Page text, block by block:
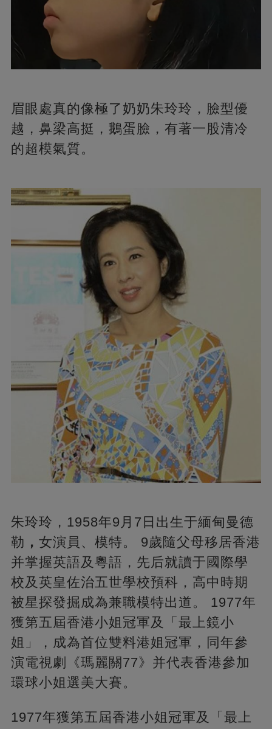
眉眼處真的像極了奶奶朱玲玲，臉型優
越，鼻梁高挺，鵝蛋臉，有著一股清冷
的超模氣質。
朱玲玲，1958年9月7日出生于緬甸曼德
勒 ， 女演員、模特。 9歲隨父母移居香港
并掌握英語及粵語，先后就讀于國際學
校及英皇佐治五世學校預科，高中時期
被星探發掘成為兼職模特出道。 1977年
獲第五屆香港小姐冠軍及「最上鏡小
姐」，成為首位雙料港姐冠軍，同年參
演電視劇《瑪麗關77》并代表香港參加
環球小姐選美大賽。
1977年獲第五屆香港小姐冠軍及「最上